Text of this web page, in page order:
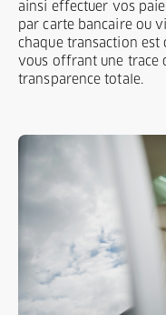
ainsi effectuer vos
par carte bancaire ou
chaque transaction est
vous offrant une trace
transparence totale.